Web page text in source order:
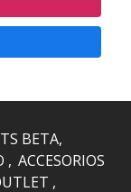
BETA
ACCESORIOS